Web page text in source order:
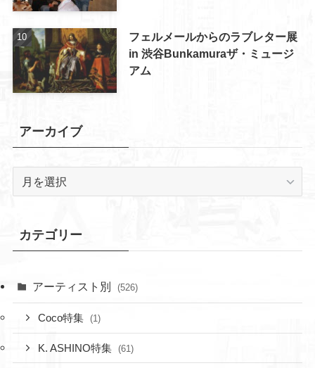
フェルメールからのラブレター展
in 渋谷Bunkamuraザ・ミュージ
アム
アーカイブ
ブ
カテゴリー
アーティスト別 (526)
Coco特集 (1)
K. ASHINO特集 (61)